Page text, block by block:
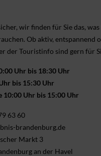
wir finden für Sie das,
Ob aktiv, ent­spannend
der Touristinfo sind gern für
Uhr bis 18:30 Uhr
bis 15:30 Uhr
10:00 Uhr bis 15:00 Uhr
63 60
brandenburg.de
Markt 3
an der Havel